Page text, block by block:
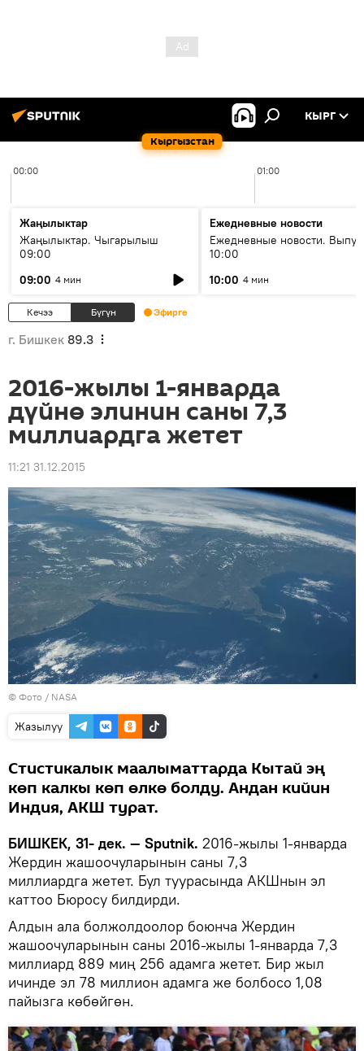
Кыргызстан
КЫРГ
00:00 01:00
Жаңылыктар
Жаңылыктар. Чыгарылыш
09:00
09:00 4 мин
Ежедневные новости
Ежедневные новости.
10:00
10:00 4 мин
Кечээ Бүгүн Эфирге
г. Бишкек 89.3
2016-жылы 1-январда
дүйнө элинин саны 7,3
миллиардга жетет
11:21 31.12.2015
© Фото / NASA
Жазылуу
Стистикалык маалыматтарда Кытай эң
көп калкы көп өлкө болду. Андан кийин
Индия, АКШ турат.
БИШКЕК, 31- дек. — Sрutnik. 2016-жылы 1-январда
Жердин жашоочуларынын саны 7,3
миллиардга жетет. Бул туурасында АКШнын эл
каттоо Бюросу билдирди.
Алдын ала болжолдоолор боюнча Жердин
жашоочуларынын саны 2016-жылы 1-январда 7,3
миллиард 889 миң 256 адамга жетет. Бир жыл
ичинде эл 78 миллион адамга же болбосо 1,08
пайызга көбөйгөн.